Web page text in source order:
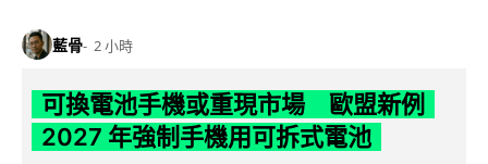
藍骨 2 小時
可換電池手機或重現市場 歐盟新例
2027 年強制手機用可拆式電池